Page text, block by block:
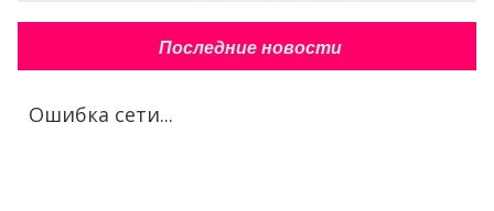
Последние новости
Ошибка сети...